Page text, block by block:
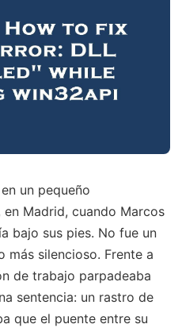
un pequeño
Madrid, cuando Marcos
bajo sus pies. No fue un
más silencioso. Frente a
de trabajo parpadeaba
sentencia: un rastro de
que el puente entre su